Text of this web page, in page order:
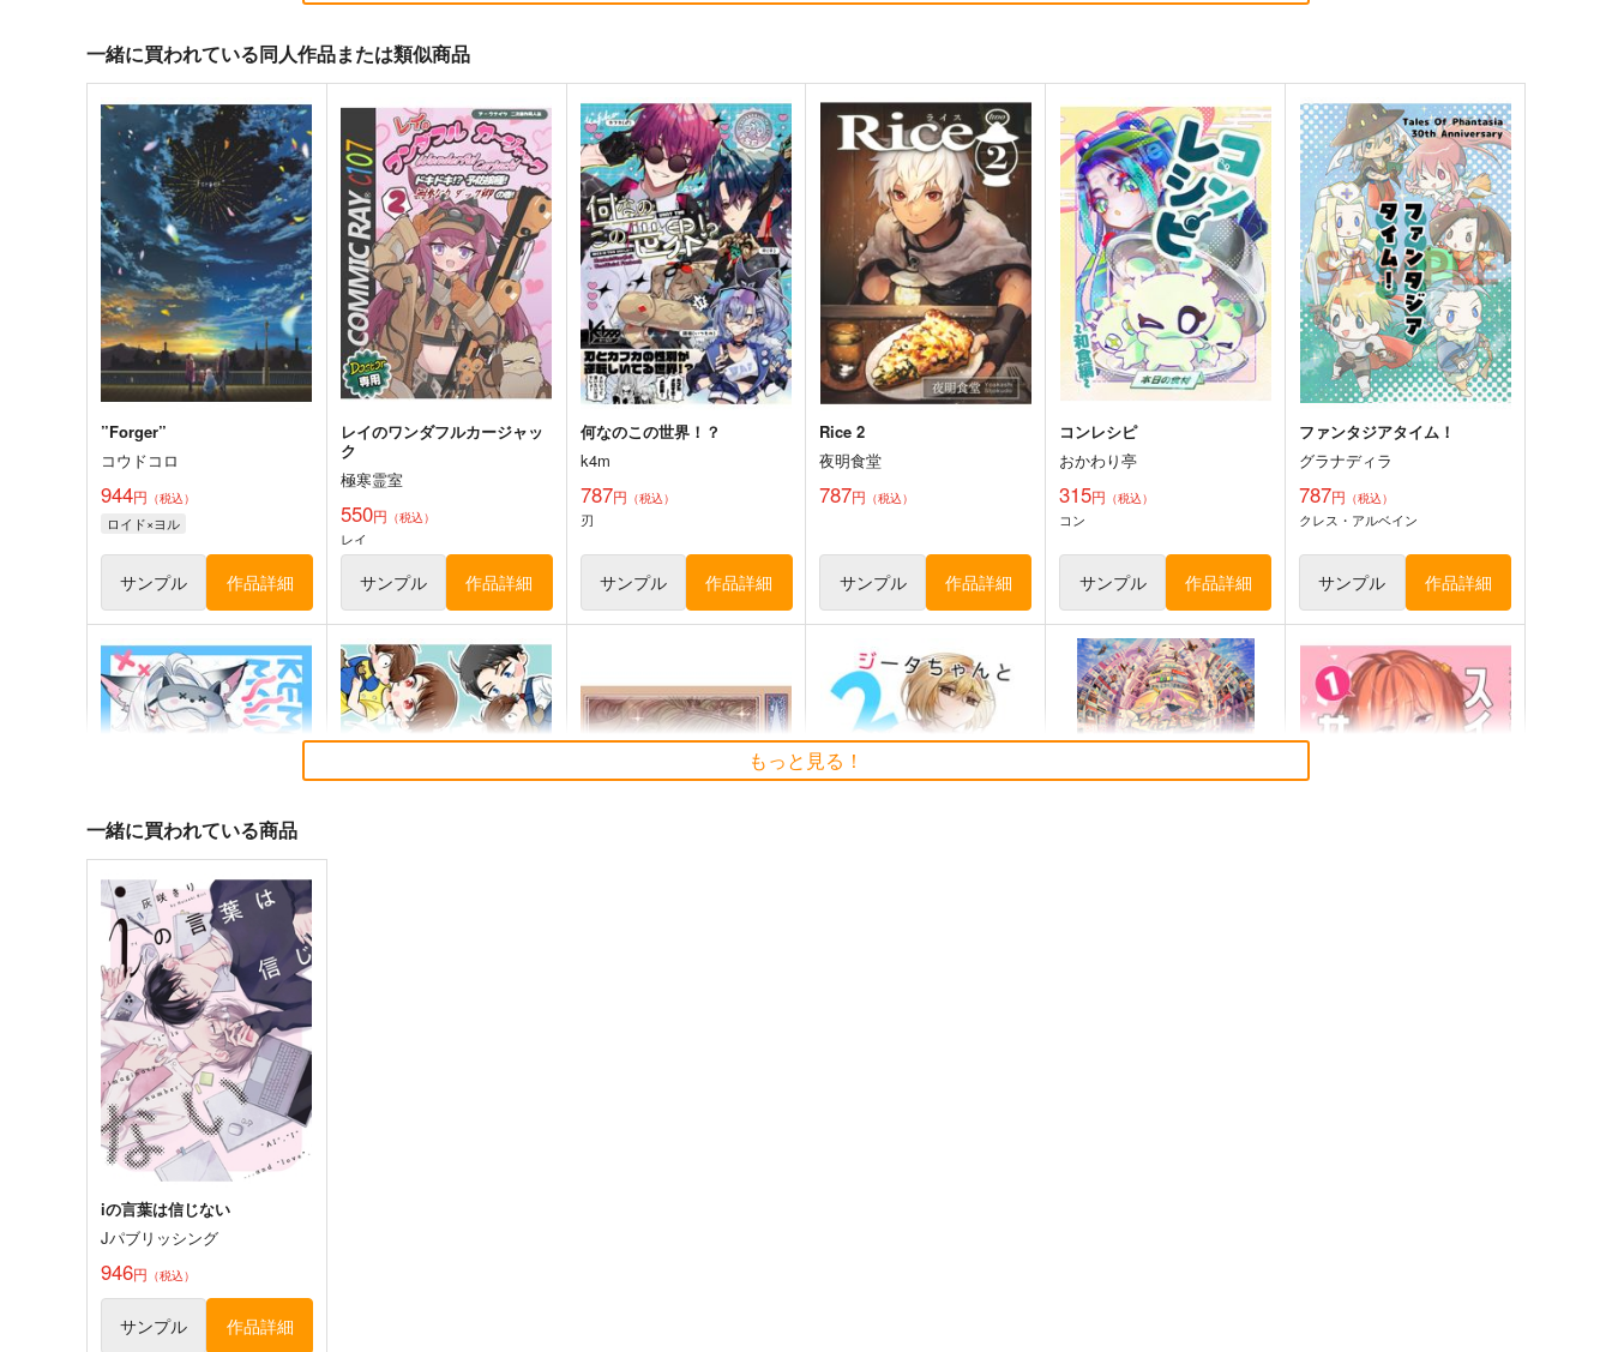
ユー兎アクキー(6cm)
ELEMENTS FANTASY
専売 944円（税込）
アークナイツ
サンプル カート
ニェン兎アクキー(6cm)
ELEMENTS FANTASY
専売 944円（税込）
アークナイツ
サンプル カート
シー兎アクキー(6cm)
ELEMENTS FANTASY
専売 944円（税込）
アークナイツ
サンプル カート
幼いアーミヤアクキー(6cm)
ELEMENTS FANTASY
専売 944円（税込）
アークナイツ
サンプル カート
ヴィヴィアナアクキー(7cm)
ELEMENTS FANTASY
専売 944円（税込）
アークナイツ
サンプル カート
焔影リードアクスタ(8cm)
ELEMENTS FANTASY
専売 1,100円（税込）
アークナイツ
サンプル カート
テレシス兎アクキー(6cm)
サンプル カート
テレジア_アクスタ(10cm)
専売 1,572円
テレジア兎アクスタ01(6ｃｍ)
専売 944円
リィン兎アクキー(6ｃｍ)
ELEMENTS FANTASY
専売 944円
チョンユエ兎アクキー(6ｃｍ)
専売 944円
シュウ兎アクキー(6ｃｍ)
ELEMENTS FANTASY
専売
魔王ケルシー兎アクキー(6ｃ
ｍ)
ELEMENTS FANTASY
専売 944円 （税込）
一緒に買われている同人作品または類似商品
”Forger”
コウドコロ
944円 （税込）
ロイド×ヨル
サンプル 作品詳細
レイのワンダフルカージャッ
ク
極寒霊室
550円 （税込）
レイ
サンプル 作品詳細
何なのこの世界！？
k4m
787円 （税込）
刃
サンプル 作品詳細
Rice 2
夜明食堂
787円 （税込）
サンプル 作品詳細
コンレシピ
おかわり亭
315円 （税込）
コン
サンプル 作品詳細
ファンタジアタイム！
グラナディラ
787円 （税込）
クレス・アルベイン
サンプル 作品詳細
けももももものみみ
2106番地
787円（税込）
サンプル 作品詳細
もっと見る！
一緒に買われている商品
iの言葉は信じない
Jパブリッシング
946円 （税込）
サンプル 作品詳細